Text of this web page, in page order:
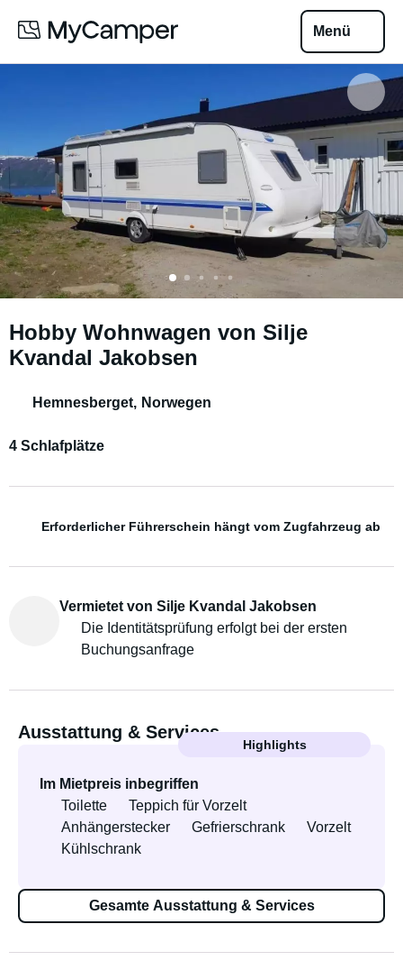
Menü
Hobby Wohnwagen von Silje
Kvandal Jakobsen
Hemnesberget, Norwegen
4 Schlafplätze
Erforderlicher Führerschein hängt vom Zugfahrzeug ab
Vermietet von Silje Kvandal Jakobsen
Die Identitätsprüfung erfolgt bei der ersten
Buchungsanfrage
Ausstattung & Services
Highlights
Im Mietpreis inbegriffen
Toilette
Teppich für Vorzelt
Anhängerstecker
Gefrierschrank
Vorzelt
Kühlschrank
Gesamte Ausstattung & Services